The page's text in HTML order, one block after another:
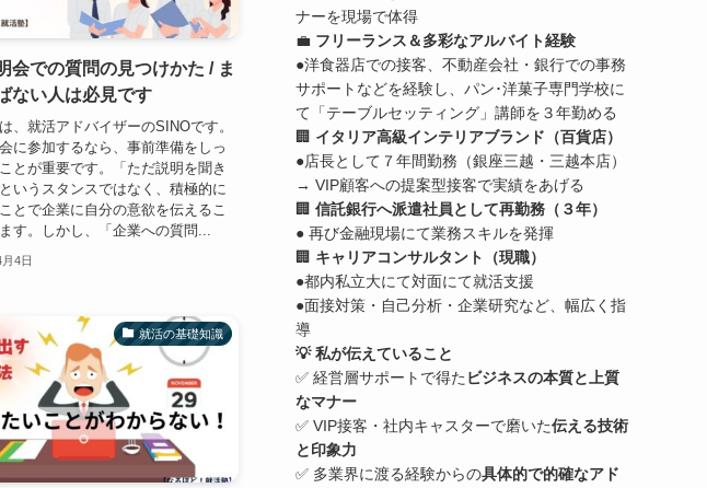
会での質問の見つけかた / ま
ない人は必見です
、就活アドバイザーのSINOです。
に参加するなら、事前準備をしっ
とが重要です。「ただ説明を聞き
いうスタンスではなく、積極的に
とで企業に自分の意欲を伝えるこ
す。しかし、「企業への質問...
4日
就活の基礎知識
ナーを現場で体得
💼 フリーランス＆多彩なアルバイト経験
●洋食器店での接客、不動産会社・銀行での事務
サポートなどを経験し、パン･洋菓子専門学校に
て「テーブルセッティング」講師を３年勤める
🏢 イタリア高級インテリアブランド（百貨店）
●店長として７年間勤務（銀座三越・三越本店）
→ VIP顧客への提案型接客で実績をあげる
🏢 信託銀行へ派遣社員として再勤務（３年）
● 再び金融現場にて業務スキルを発揮
🏢 キャリアコンサルタント（現職）
●都内私立大にて対面にて就活支援
●面接対策・自己分析・企業研究など、幅広く指
導
💡 私が伝えていること
✅ 経営層サポートで得た ビジネスの本質と上質
なマナー
✅ VIP接客・社内キャスターで磨いた伝える技術
と印象力
✅ 多業界に渡る経験からの具体的で的確なアド